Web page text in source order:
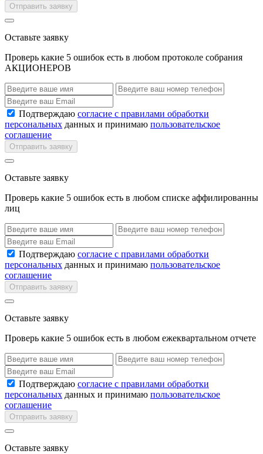
Отправить заявку
Оставьте заявку
Проверь какие 5 ошибок есть в любом протоколе собрания
АКЦИОНЕРОВ
Подтверждаю согласие с правилами обработки
персональных данных и принимаю пользовательское
соглашение
Отправить заявку
Оставьте заявку
Проверь какие 5 ошибок есть в любом списке аффилированны
лиц
Подтверждаю согласие с правилами обработки
персональных данных и принимаю пользовательское
соглашение
Отправить заявку
Оставьте заявку
Проверь какие 5 ошибок есть в любом ежеквартальном отчете
Подтверждаю согласие с правилами обработки
персональных данных и принимаю пользовательское
соглашение
Отправить заявку
Оставьте заявку